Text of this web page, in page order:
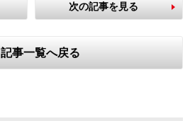
記事一覧へ戻る
次の記事を見る